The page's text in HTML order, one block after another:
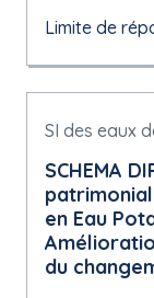
Limite de
SI des eaux
SCHEMA
en Eau
du